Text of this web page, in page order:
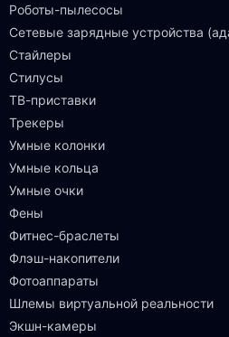
Роботы-пылесосы
Сетевые зарядные устройства
Стайлеры
Стилусы
ТВ-приставки
Трекеры
Умные колонки
Умные кольца
Умные очки
Фены
Фитнес-браслеты
Флэш-накопители
Фотоаппараты
Шлемы виртуальной реальности
Экшн-камеры